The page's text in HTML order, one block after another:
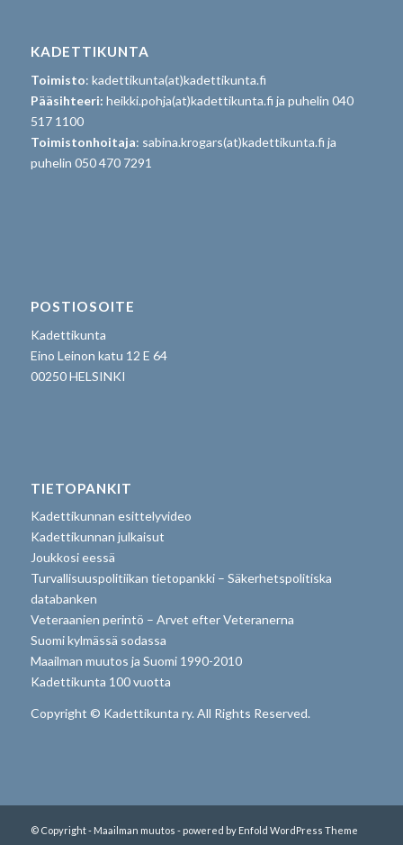
KADETTIKUNTA
Toimisto: kadettikunta(at)kadettikunta.fi
Pääsihteeri: heikki.pohja(at)kadettikunta.fi ja puhelin 040
517 1100
Toimistonhoitaja: sabina.krogars(at)kadettikunta.fi ja
puhelin 050 470 7291
POSTIOSOITE
Kadettikunta
Eino Leinon katu 12 E 64
00250 HELSINKI
TIETOPANKIT
Kadettikunnan esittelyvideo
Kadettikunnan julkaisut
Joukkosi eessä
Turvallisuuspolitiikan tietopankki – Säkerhetspolitiska
databanken
Veteraanien perintö – Arvet efter Veteranerna
Suomi kylmässä sodassa
Maailman muutos ja Suomi 1990-2010
Kadettikunta 100 vuotta
Copyright © Kadettikunta ry. All Rights Reserved.
© Copyright - Maailman muutos - powered by Enfold WordPress Theme